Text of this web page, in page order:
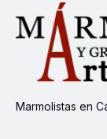
Marmolistas en